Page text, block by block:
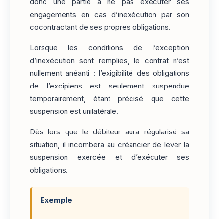
donc une partie à ne pas exécuter ses
engagements en cas d’inexécution par son
cocontractant de ses propres obligations.
Lorsque les conditions de l’exception
d’inexécution sont remplies, le contrat n’est
nullement anéanti : l’exigibilité des obligations
de l’excipiens est seulement suspendue
temporairement, étant précisé que cette
suspension est unilatérale.
Dès lors que le débiteur aura régularisé sa
situation, il incombera au créancier de lever la
suspension exercée et d’exécuter ses
obligations.
Exemple